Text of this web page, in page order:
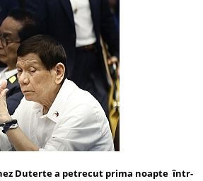
Duterte a petrecut prima noapte într-